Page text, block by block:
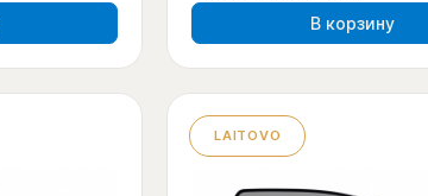
В корзину
LAITOVO